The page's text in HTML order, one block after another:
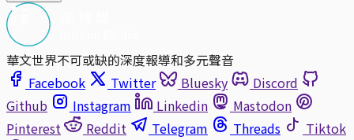
華文世界不可或缺的深度報導和多元聲音
Facebook
Twitter Bluesky
Discord
Github
Instagram Linkedin
Mastodon
Pinterest
Reddit Telegram Threads
Tiktok